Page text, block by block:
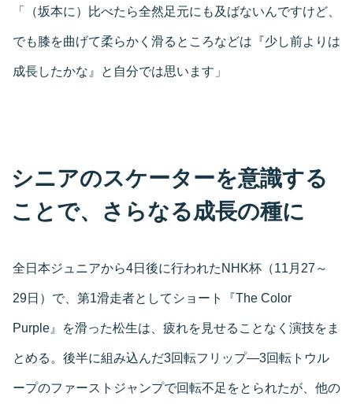
「（坂本に）比べたら全然足元にも及ばないんですけど、
でも膝を曲げて柔らかく滑るところなどは『少し前よりは
成長したかな』と自分では思います」
シニアのスケーターを意識する
ことで、さらなる成長の種に
全日本ジュニアから4日後に行われたNHK杯（11月27～
29日）で、第1滑走者としてショート『The Color
Purple』を滑った松生は、疲れを見せることなく演技をま
とめる。後半に組み込んだ3回転フリップ―3回転トウル
ープのファーストジャンプで回転不足をとられたが、他の